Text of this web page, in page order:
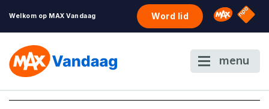
Welkom op MAX Vandaag Word lid Omroep
NPO
menu